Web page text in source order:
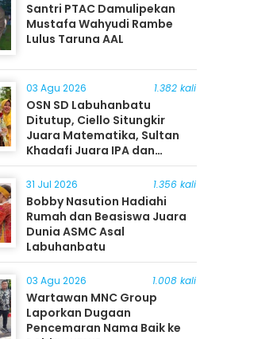
Santri PTAC Damulipekan
Mustafa Wahyudi Rambe
Lulus Taruna AAL
03 Agu 2026 1.382 kali
OSN SD Labuhanbatu
Ditutup, Ciello Situngkir
Juara Matematika, Sultan
Khadafi Juara IPA dan
Timothy Rangkuti Juara IPS
31 Jul 2026 1.356 kali
Bobby Nasution Hadiahi
Rumah dan Beasiswa Juara
Dunia ASMC Asal
Labuhanbatu
03 Agu 2026 1.008 kali
Wartawan MNC Group
Laporkan Dugaan
Pencemaran Nama Baik ke